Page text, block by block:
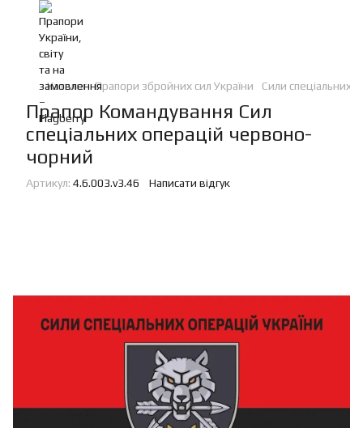
Каталог Прапори збройних сил України Сили спеціальних
Прапор Командування Сил
спеціальних операцій червоно-
чорний
Артикул: 4.6.003.v3.46 Написати відгук